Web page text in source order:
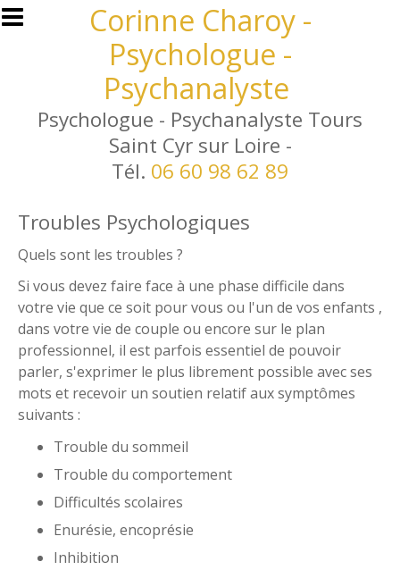
Aller au contenu principalCorinne Charoy -
Psychologue -
Psychanalyste
Psychologue - Psychanalyste Tours
Saint Cyr sur Loire -
Tél. 06 60 98 62 89
Troubles Psychologiques
Quels sont les troubles ?
Si vous devez faire face à une phase difficile dans
votre vie que ce soit pour vous ou l'un de vos enfants ,
dans votre vie de couple ou encore sur le plan
professionnel, il est parfois essentiel de pouvoir
parler, s'exprimer le plus librement possible avec ses
mots et recevoir un soutien relatif aux symptômes
suivants :
Trouble du sommeil
Trouble du comportement
Difficultés scolaires
Enurésie, encoprésie
Inhibition